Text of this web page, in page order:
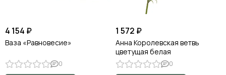
4 154 ₽
Ваза «Равновесие»
0
1 572 ₽
Анна Королевская ветвь
цветущая белая
0